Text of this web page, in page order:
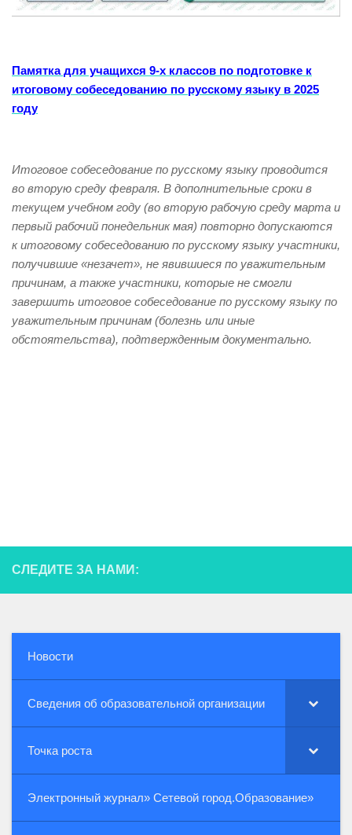
Памятка для учащихся 9-х классов по подготовке к
итоговому собеседованию по русскому языку в 2025
году
Итоговое собеседование по русскому языку проводится
во вторую среду февраля. В дополнительные сроки в
текущем учебном году (во вторую рабочую среду марта и
первый рабочий понедельник мая) повторно допускаются
к итоговому собеседованию по русскому языку участники,
получившие «незачет», не явившиеся по уважительным
причинам, а также участники, которые не смогли
завершить итоговое собеседование по русскому языку по
уважительным причинам (болезнь или иные
обстоятельства), подтвержденным документально.
СЛЕДИТЕ ЗА НАМИ:
Новости
Сведения об образовательной организации
Точка роста
Электронный журнал» Сетевой город.Образование»